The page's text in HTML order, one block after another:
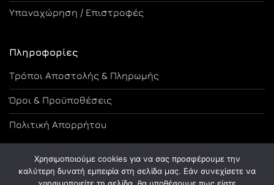
Υπαναχώρηση / Επιστροφές
Πληροφορίες
Τρόποι Αποστολής & Πληρωμής
Όροι & Προϋποθέσεις
Πολιτική Απορρήτου
Χρησιμοποιούμε cookies για να σας προσφέρουμε την
καλύτερη δυνατή εμπειρία στη σελίδα μας. Εάν συνεχίσετε να
χρησιμοποιείτε τη σελίδα, θα υποθέσουμε πως είστε